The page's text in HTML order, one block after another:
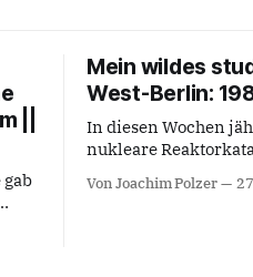
||
Mein wildes
West-Berlin:
In diesen Wochen
nukleare
40. Mal. Die
Von Joachim Polzer